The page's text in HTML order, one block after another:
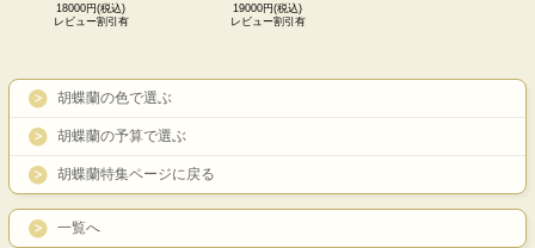
18000円(税込)
レビュー割引有
19000円(税込)
レビュー割引有
胡蝶蘭の色で選ぶ
胡蝶蘭の予算で選ぶ
胡蝶蘭特集ページに戻る
一覧へ